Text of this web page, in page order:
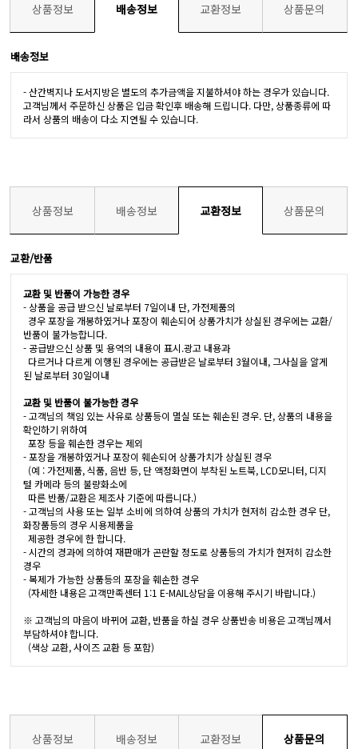
상품정보 배송정보 교환정보 상품문의
배송정보
- 산간벽지나 도서지방은 별도의 추가금액을 지불하셔야 하는 경우가 있습니다.
고객님께서 주문하신 상품은 입금 확인후 배송해 드립니다. 다만, 상품종류에 따
라서 상품의 배송이 다소 지연될 수 있습니다.
상품정보 배송정보 교환정보 상품문의
교환/반품
교환 및 반품이 가능한 경우
- 상품을 공급 받으신 날로부터 7일이내 단, 가전제품의
경우 포장을 개봉하였거나 포장이 훼손되어 상품가치가 상실된 경우에는 교환/
반품이 불가능합니다.
- 공급받으신 상품 및 용역의 내용이 표시.광고 내용과
다르거나 다르게 이행된 경우에는 공급받은 날로부터 3월이내, 그사실을 알게
된 날로부터 30일이내
교환 및 반품이 불가능한 경우
- 고객님의 책임 있는 사유로 상품등이 멸실 또는 훼손된 경우. 단, 상품의 내용을
확인하기 위하여
포장 등을 훼손한 경우는 제외
- 포장을 개봉하였거나 포장이 훼손되어 상품가치가 상실된 경우
(예 : 가전제품, 식품, 음반 등, 단 액정화면이 부착된 노트북, LCD모니터, 디지
털 카메라 등의 불량화소에
따른 반품/교환은 제조사 기준에 따릅니다.)
- 고객님의 사용 또는 일부 소비에 의하여 상품의 가치가 현저히 감소한 경우 단,
화장품등의 경우 시용제품을
제공한 경우에 한 합니다.
- 시간의 경과에 의하여 재판매가 곤란할 정도로 상품등의 가치가 현저히 감소한
경우
- 복제가 가능한 상품등의 포장을 훼손한 경우
(자세한 내용은 고객만족센터 1:1 E-MAIL상담을 이용해 주시기 바랍니다.)
※ 고객님의 마음이 바뀌어 교환, 반품을 하실 경우 상품반송 비용은 고객님께서
부담하셔야 합니다.
(색상 교환, 사이즈 교환 등 포함)
상품정보 배송정보 교환정보 상품문의